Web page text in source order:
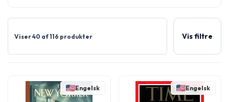
Viser 40 af 116 produkter Vis filtre
Engelsk Engelsk